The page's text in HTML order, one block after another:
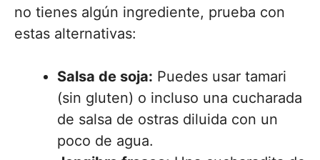
no tienes algún ingrediente, prueba con
estas alternativas:
Salsa de soja: Puedes usar tamari
(sin gluten) o incluso una cucharada
de salsa de ostras diluida con un
poco de agua.